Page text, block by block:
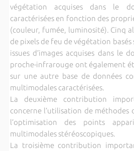
végétation acquises dans le
caractérisées en fonction des
(couleur, fumée, luminosité). Cinq
de pixels de feu de végétation
issues d’images acquises dans le
proche-infrarouge ont également
sur une autre base de données
multimodales caractérisées.
La deuxième contribution
concerne l’utilisation de méthodes
l’optimisation des points
multimodales stéréoscopiques.
La troisième contribution